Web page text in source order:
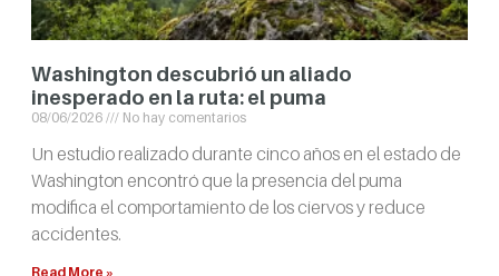
Washington descubrió un aliado
inesperado en la ruta: el puma
08/06/2026 No hay comentarios
Un estudio realizado durante cinco años en el estado de
Washington encontró que la presencia del puma
modifica el comportamiento de los ciervos y reduce
accidentes.
Read More »